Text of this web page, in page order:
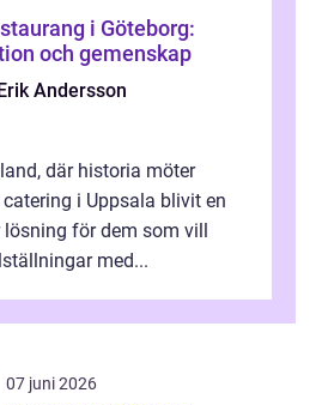
i Göteborg:
och gemenskap
Erik Andersson
där historia möter
i Uppsala blivit en
för dem som vill
med...
07 juni 2026